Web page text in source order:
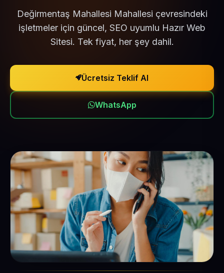
Değirmentaş Mahallesi Mahallesi çevresindeki
işletmeler için güncel, SEO uyumlu Hazır Web
Sitesi. Tek fiyat, her şey dahil.
Ücretsiz Teklif Al
WhatsApp